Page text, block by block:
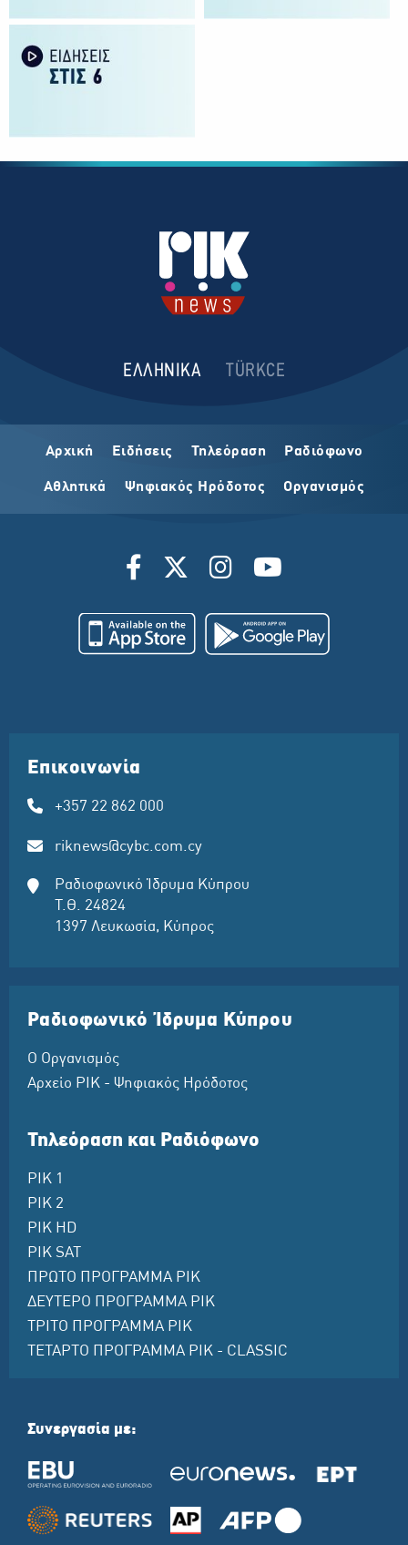
ΕΛΛΗΝΙΚΑ TÜRKCE
Αρχική Ειδήσεις Τηλεόραση Ραδιόφωνο
Αθλητικά Ψηφιακός Ηρόδοτος Οργανισμός
Επικοινωνία
+357 22 862 000
riknews@cybc.com.cy
Ραδιοφωνικό Ίδρυμα Κύπρου
Τ.Θ. 24824
1397 Λευκωσία, Κύπρος
Ραδιοφωνικό Ίδρυμα Κύπρου
Ο Οργανισμός
Αρχείο ΡΙΚ - Ψηφιακός Ηρόδοτος
Τηλεόραση και Ραδιόφωνο
ΡΙΚ 1
ΡΙΚ 2
ΡΙΚ HD
ΡΙΚ SAT
ΠΡΩΤΟ ΠΡΟΓΡΑΜΜΑ ΡΙΚ
ΔΕΥΤΕΡΟ ΠΡΟΓΡΑΜΜΑ ΡΙΚ
ΤΡΙΤΟ ΠΡΟΓΡΑΜΜΑ ΡΙΚ
ΤΕΤΑΡΤΟ ΠΡΟΓΡΑΜΜΑ ΡΙΚ - CLASSIC
Συνεργασία με: